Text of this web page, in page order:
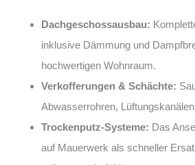
Dachgeschossausbau:
inklusive Dämmung und
hochwertigen Wohnraum.
Verkofferungen & Schächte:
Abwasserrohren,
Trockenputz-Systeme: Das
auf Mauerwerk als schneller